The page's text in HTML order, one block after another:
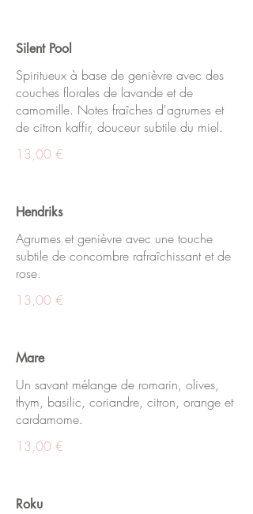
Silent Pool
Spiritueux à base de genièvre avec des
couches florales de lavande et de
camomille. Notes fraîches d'agrumes et
de citron kaffir, douceur subtile du miel.
13,00 €
Hendriks
Agrumes et genièvre avec une touche
subtile de concombre rafraîchissant et de
rose.
13,00 €
Mare
Un savant mélange de romarin, olives,
thym, basilic, coriandre, citron, orange et
cardamome.
13,00 €
Roku